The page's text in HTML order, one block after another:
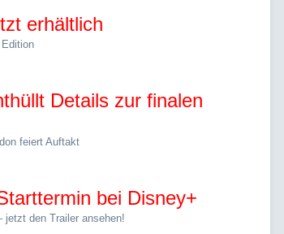
erhältlich
Edition
Details zur finalen
feiert Auftakt
bei Disney+
den Trailer ansehen!